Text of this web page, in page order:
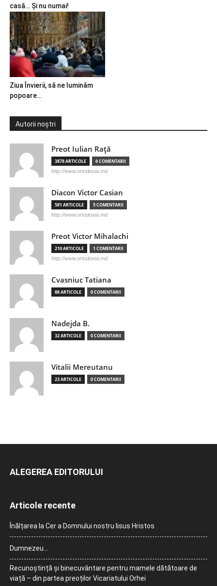
casă… Și nu numai!
Ziua Învierii, să ne luminăm
popoare…
Autorii noștri
Preot Iulian Raţă
3878 ARTICOLE 6 COMENTARII
http://www.ortodoxia.md
Diacon Victor Casian
581 ARTICOLE 5 COMENTARII
http://www.ortodoxia.md
Preot Victor Mihalachi
210 ARTICOLE 1 COMENTARII
http://www.ortodoxia.md
Cvasniuc Tatiana
88 ARTICOLE 0 COMENTARII
Nadejda B.
32 ARTICOLE 0 COMENTARII
Vitalii Mereutanu
23 ARTICOLE 0 COMENTARII
ALEGEREA EDITORULUI
Articole recente
Înălțarea la Cer a Domnului nostru Iisus Hristos
Dumnezeu…
Recunoștință și binecuvântare pentru mamele dătătoare de
viață – din partea preoților Vicariatului Orhei